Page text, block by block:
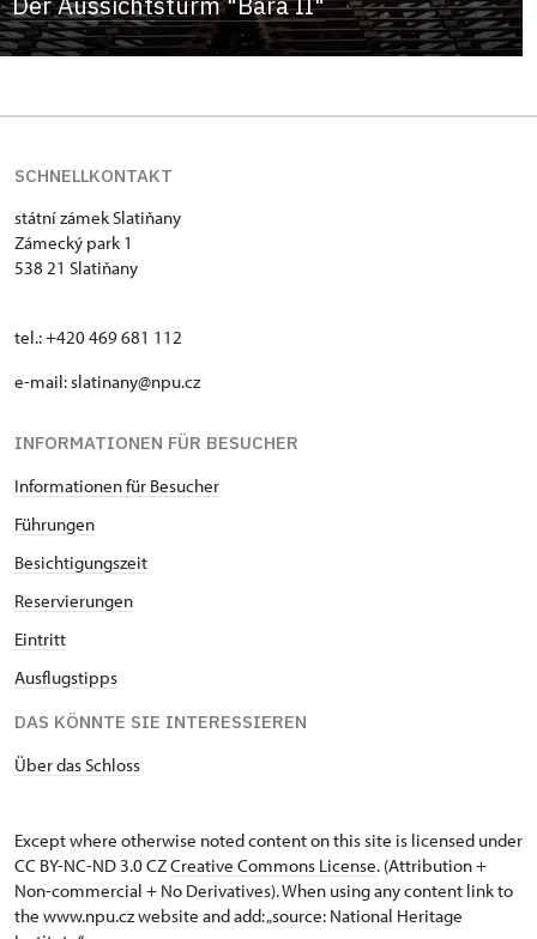
SCHNELLKONTAKT
státní zámek Slatiňany
Zámecký park 1
538 21 Slatiňany
tel.: +420 469 681 112
e-mail: slatinany@npu.cz
INFORMATIONEN FÜR BESUCHER
Informationen für Besucher
Führungen
Besichtigungszeit
Reservierungen
Eintritt
Ausflugstipps
DAS KÖNNTE SIE INTERESSIEREN
Über das Schloss
Except where otherwise noted content on this site is licensed under
CC BY-NC-ND 3.0 CZCreative Commons License. (Attribution +
Non-commercial + No Derivatives). When using any content link to
the www.npu.cz website and add: „source: National Heritage